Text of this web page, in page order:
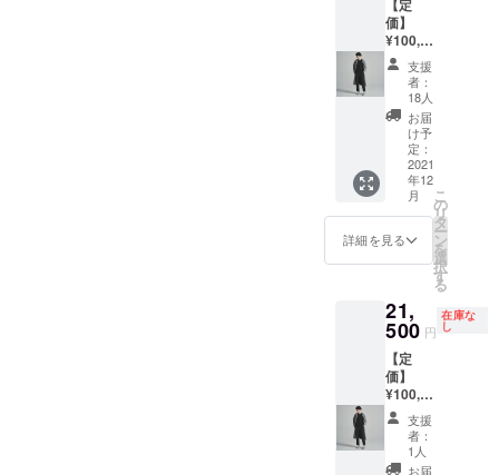
むこと
ができ
るた
め、厚
みがあ
りなが
らも硬
くな
く、
ふっく
らとし
た着心
地に仕
上がっ
ていま
生地
は、1時
間に1
メート
ルしか
編むこ
との出
来な
い、世
界でも
希少な
機械で
げた”吊
り裏
用。糸
に負荷
をかけ
ずに編
むこと
ができ
るた
め、厚
みがあ
りなが
らも硬
くな
く、
ふっく
らとし
た着心
地に
なって
いる。
長く大
切に着
ていた
い。 生
地は、1
時間に1
ルしか
編むこ
との出
来な
い、世
界でも
希少な
機械で
編み上
やかに
着こな
せる
フー
デッド
コー
ト」に
仕上げ
るべ
く、
しっと
りとし
心地が
魅力の
ン素材
を使
用。存
在感の
あるポ
ケッ
ト、
フード
の位置
ン100%
裏
地：
コット
ン96%
ウレタ
ン4% ・
生産
国：
MADE
IN
長：
M181c
m 「華
やかに
着こな
せる
フー
デッド
コー
くらい
のサイ
ズ感で
す） ・
サイズ
スペッ
ク：着
丈:101c
m 肩
巾:45.5
cm 身
巾:59.5
cm 袖
丈:64.5
秋・
冬・春
・素
材：表
地：
コット
ン100%
裏
地：
【定
価】
¥100,10
0（税
込）
【アイ
テム説
明】 ・
サイズ
フリー
サイズ
丈:121c
m 肩
巾:53c
m 身
m 袖
丈:54.5
cm
・素材
ウール
60% ポ
リエス
テル
30% カ
シミア
支援
者：
18人
お届
け予
定：
2021
年12
月
詳細を見る
こ
の
リ
タ
ー
ン
を
選
択
す
る
21,
500 円
在庫な
し
【定
価】
¥100,10
0（税
込）
【アイ
テム説
支援
者：
1人
お届